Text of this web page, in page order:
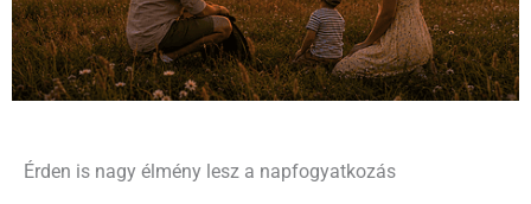
Érden is nagy élmény lesz a napfogyatkozás